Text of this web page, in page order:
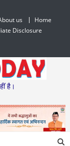
us
Home
Disclosure
है।